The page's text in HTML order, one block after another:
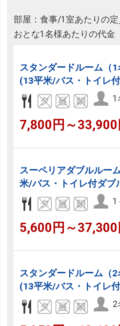
部屋：食事/1室あたりの定
おとな1名様あたりの代金
スタンダードルーム（
(13平米/バス・トイレ
1
7,800円～33,900
スーペリアダブルルー
米/バス・トイレ付ダブ
1
5,600円～37,300
スタンダードルーム（
(13平米/バス・トイレ
2